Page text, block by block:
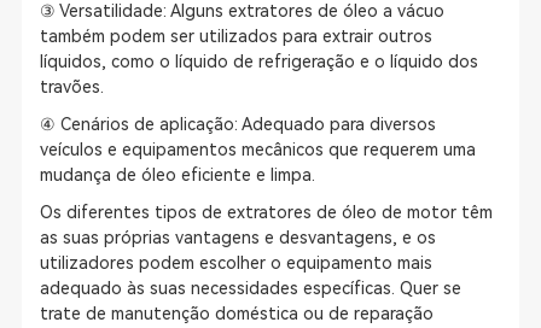
③ Versatilidade: Alguns extratores de óleo a vácuo
também podem ser utilizados para extrair outros
líquidos, como o líquido de refrigeração e o líquido dos
travões.
④ Cenários de aplicação: Adequado para diversos
veículos e equipamentos mecânicos que requerem uma
mudança de óleo eficiente e limpa.
Os diferentes tipos de extratores de óleo de motor têm
as suas próprias vantagens e desvantagens, e os
utilizadores podem escolher o equipamento mais
adequado às suas necessidades específicas. Quer se
trate de manutenção doméstica ou de reparação